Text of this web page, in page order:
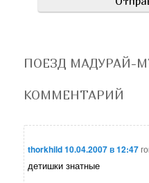
ПОЕЗД МАДУРАЙ-
КОММЕНТАРИЙ
thorkhild10.04.2007 в 12:47
детишки знатные